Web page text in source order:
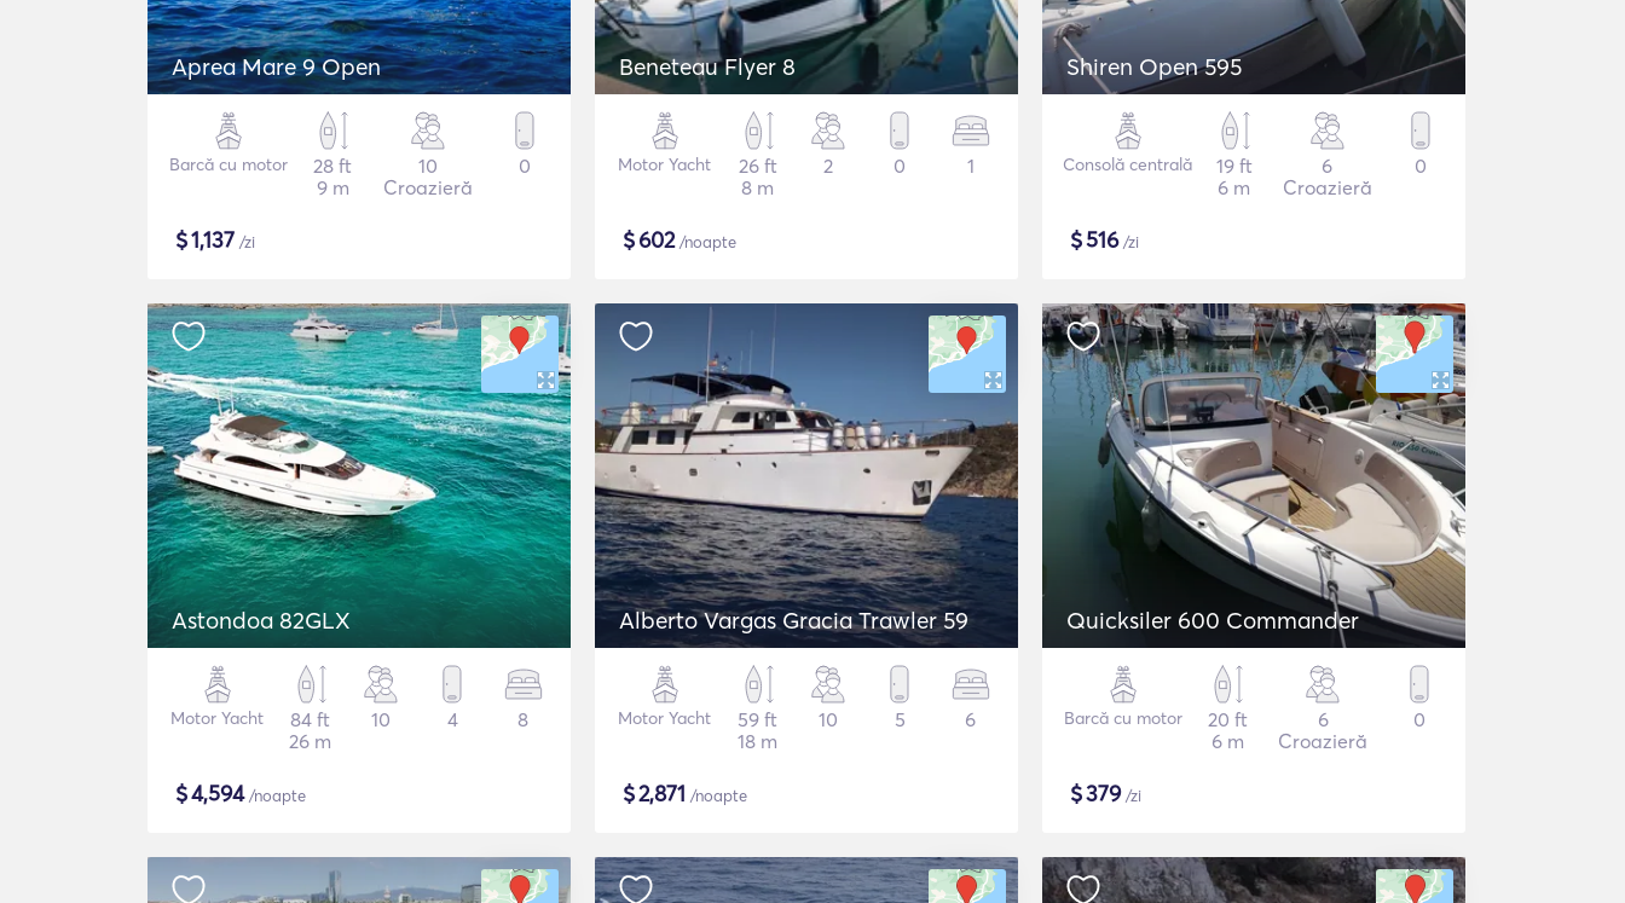
Aprea Mare 9 Open
Barcă cu motor
28 ft
9 m
10
Croazieră
0
$1,137 /zi
Beneteau Flyer 8
Motor Yacht
26 ft
8 m
2 0 1
$602/noapte
Shiren Open 595
Consolă centrală
19 ft
6 m
6
Croazieră
0
$516/zi
Astondoa 82GLX
Motor Yacht
84 ft
26 m
10 4 8
$4,594/noapte
Alberto Vargas Gracia Trawler 59
Motor Yacht
59 ft
18 m
10 5 6
$2,871 /noapte
Quicksiler 600 Commander
Barcă cu motor
20 ft
6 m
6
Croazieră
0
$379/zi